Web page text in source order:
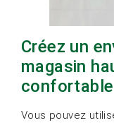
Créez un
magasin
confortable
Vous pouvez